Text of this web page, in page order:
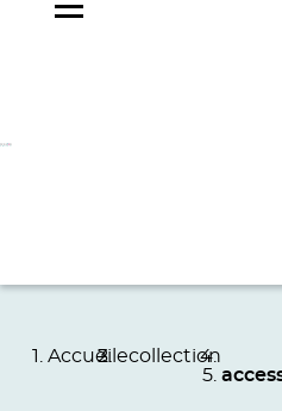
Accueil ecollection